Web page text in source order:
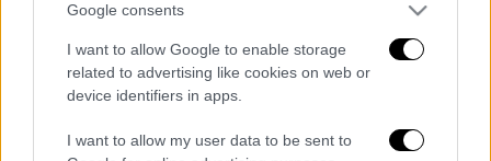
Google consents
I want to allow Google to enable storage
related to advertising like cookies on web or
device identifiers in apps.
I want to allow my user data to be sent to
Σαν το τρομακτικό It: 15χρονο ντυμένος
κλόουν μαχαίρωσε μέχρι θανάτου
ηλικιωμένο - Τον κατέγραψε κάμερα
«Πόλεμος» για τους χρόνους των
δρομολογίων: Τα σωματεία απαντούν στις